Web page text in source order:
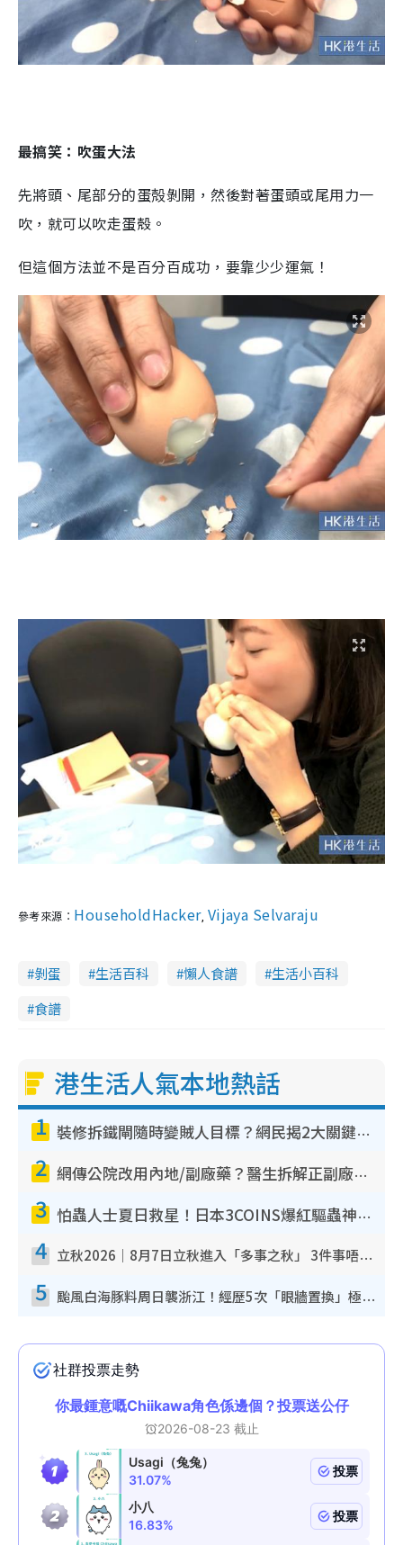
最搞笑：吹蛋大法
先將頭、尾部分的蛋殻剝開，然後對著蛋頭或尾用力一
吹，就可以吹走蛋殼。
但這個方法並不是百分百成功，要靠少少運氣！
參考來源： HouseholdHacker, Vijaya Selvaraju
剝蛋 生活百科 懶人食譜
生活小百科
食譜
港生活人氣本地熱話
1 裝修拆鐵閘隨時變賊人目標？網民揭2大關鍵用途：裝新式等於白裝？附新舊鐵閘分別
2 網傳公院改用內地/副廠藥？醫生拆解正副廠分別 揭4類人換藥隨時出事
3 怕蟲人士夏日救星！日本3COINS爆紅驅蟲神器$45起 1招「全程免觸碰」輕鬆搞定小強
4 立秋2026｜8月7日立秋進入「多事之秋」 3件事唔做得！專家教6招開運 清枱頭／銀包納氣接好運
5 颱風白海豚料周日襲浙江！經歷5次「眼牆置換」極罕見 成登陸內地最長途颱風